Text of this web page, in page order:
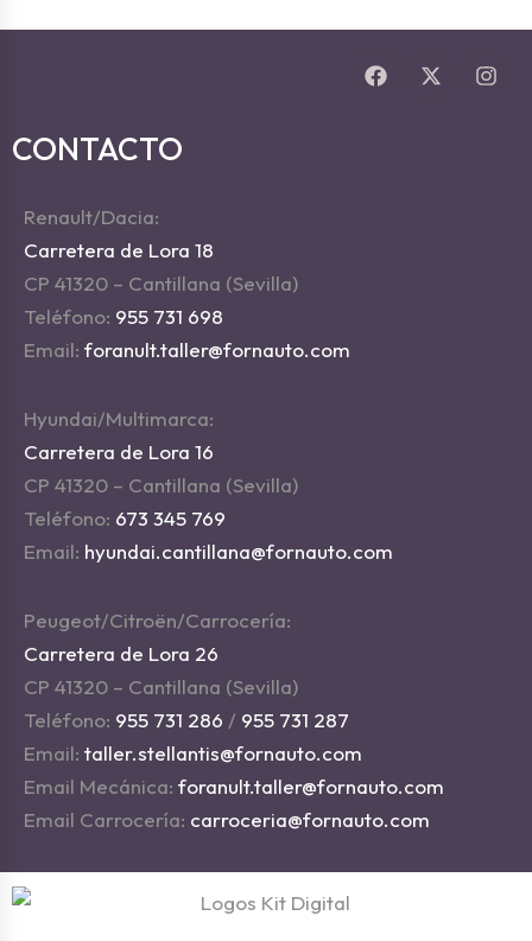
CONTACTO
Renault/Dacia:
Carretera de Lora 18
CP 41320 – Cantillana (Sevilla)
Teléfono: 955 731 698
Email: foranult.taller@fornauto.com
Hyundai/Multimarca:
Carretera de Lora 16
CP 41320 – Cantillana (Sevilla)
Teléfono: 673 345 769
Email: hyundai.cantillana@fornauto.com
Peugeot/Citroën/Carrocería:
Carretera de Lora 26
CP 41320 – Cantillana (Sevilla)
Teléfono: 955 731 286 / 955 731 287
Email: taller.stellantis@fornauto.com
Email Mecánica: foranult.taller@fornauto.com
Email Carrocería: carroceria@fornauto.com